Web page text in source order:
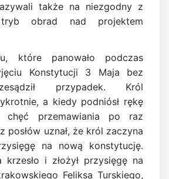
także na niezgodny z
tryb obrad nad projektem
które panowało podczas
Konstytucji 3 Maja bez
przypadek. Król
a kiedy podniósł rękę
chęć przemawiania po raz
posłów uznał, że król zaczyna
na nową konstytucję.
krzesło i złożył przysięgę na
Feliksa Turskiego,